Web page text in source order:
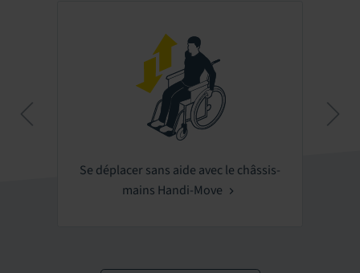
Se déplacer sans aide avec le châssis-
mains Handi-Move